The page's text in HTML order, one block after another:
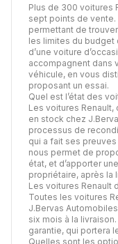
Plus de 300 voitures
sept points de vente.
permettant de
les limites du budget
d’une voiture
accompagnent dans
véhicule, en vous
proposant un essai.
Quel est l’état des
Les voitures Renault,
en stock chez
processus de
qui a fait ses
nous permet de
état, et d’apporter
propriétaire, après la
Les voitures Renault
Toutes les voitures
J.Bervas
six mois à la
garantie, qui portera
Quelles sont les